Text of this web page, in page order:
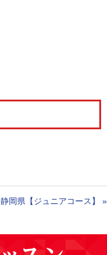
静岡県【ジュニアコース】 »